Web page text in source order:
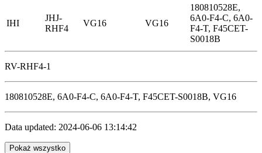
IHI
JHJ-
RHF4
VG16 VG16
180810528E,
6A0-F4-C, 6A0-
F4-T, F45CET-
S0018B
RV-RHF4-1
180810528E, 6A0-F4-C, 6A0-F4-T, F45CET-S0018B, VG16
Data updated: 2024-06-06 13:14:42
Pokaż wszystko